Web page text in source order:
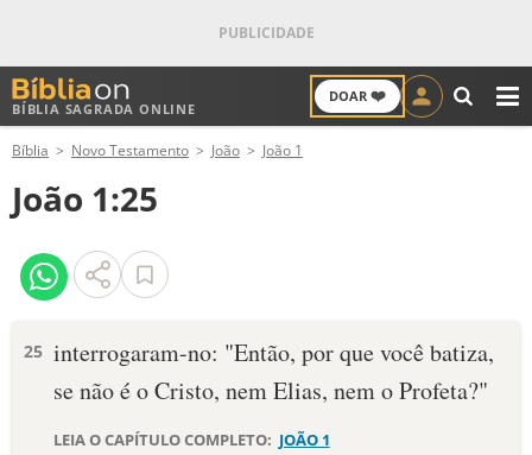
BÍBLIA SAGRADA ONLINE
DOAR ❤️
ANTIGO TESTAMENTO
NOVO TESTAMENTO
VERSÍCULOS
PALAVRA DO DIA
Bíblia Novo Testamento João João 1
João 1:25
25 interrogaram-no: "Então, por que você batiza,
se não é o Cristo, nem Elias, nem o Profeta?"
LEIA O CAPÍTULO COMPLETO: JOÃO 1